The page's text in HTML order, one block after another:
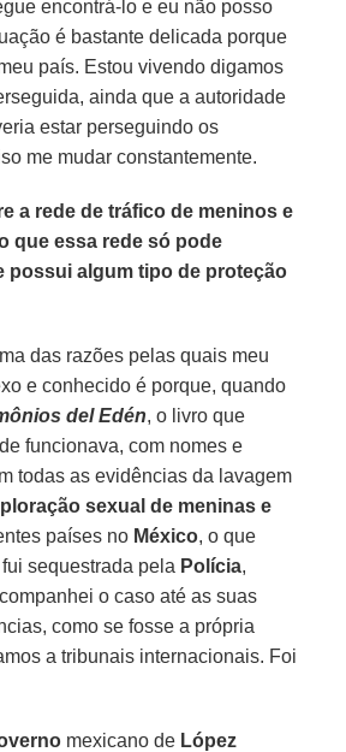
encontrá-lo e eu não posso
é bastante delicada porque
país. Estou vivendo digamos
ainda que a autoridade
estar perseguindo os
me mudar constantemente.
a rede de tráfico de meninos e
que essa rede só pode
possui algum tipo de proteção
das razões pelas quais meu
e conhecido é porque, quando
del Edén, o livro que
funcionava, com nomes e
todas as evidências da lavagem
sexual de meninas e
países no México, o que
sequestrada pela Polícia,
o caso até as suas
como se fosse a própria
a tribunais internacionais. Foi
mexicano de López